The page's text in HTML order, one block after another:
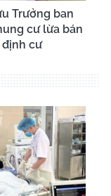
Trưởng ban
cư lừa bán
cư